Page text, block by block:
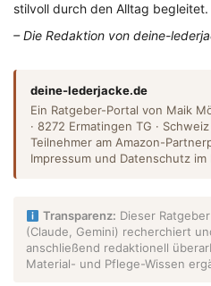
stilvoll durch den Alltag begleitet.
– Die Redaktion von deine-
deine-lederjacke.de
Ein Ratgeber-Portal von Maik
· 8272 Ermatingen TG · Schweiz
Teilnehmer am Amazon-
Impressum und Datenschutz im
Transparenz: Dieser
(Claude, Gemini) recherchiert
anschließend redaktionell
Material- und Pflege-Wissen